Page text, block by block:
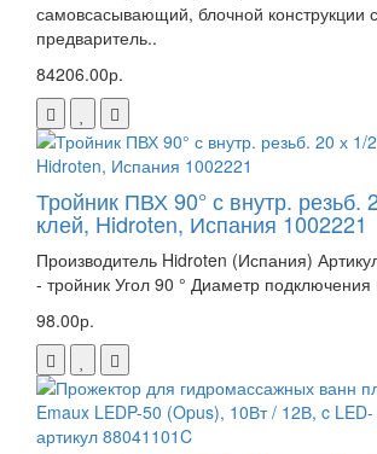
самовсасывающий, блочной конструкции
предваритель..
84206.00р.
Тройник ПВХ 90° с внутр. резьб.
клей, Hidroten, Испания 1002221
Производитель Hidroten (Испания)
- тройник Угол 90 ° Диаметр
98.00р.